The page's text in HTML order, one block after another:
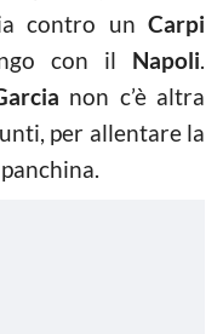
contro un Carpi
con il Napoli.
non c’è altra
per allentare la